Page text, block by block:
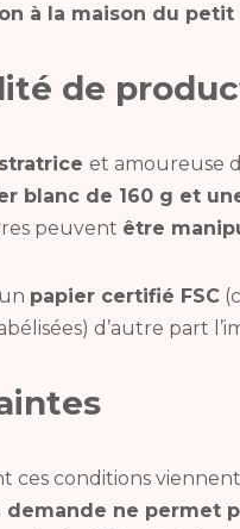
à la maison du petit
de
et amoureuse
blanc de 160 g et
peuvent être
un papier certifié FSC
d’autre part
ces conditions
demande ne permet